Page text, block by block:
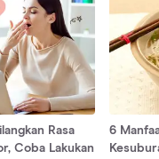
Rasa
Coba Lakukan
6